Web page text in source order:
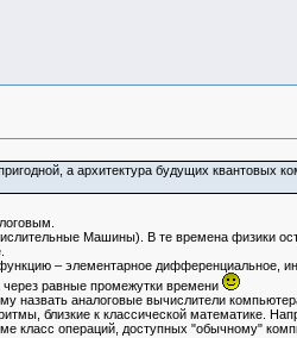
а архитектура будущих квантовых
Машины). В те времена физики
– элементарное дифференциальное,
равные промежутки времени
назвать аналоговые вычислители
близкие к классической математике.
класс операций, доступных "обычному"